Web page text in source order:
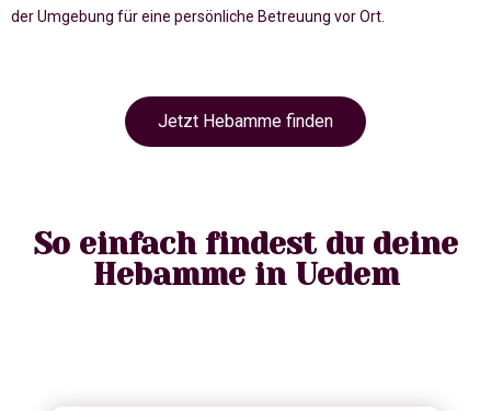
der Umgebung für eine persönliche Betreuung vor Ort.
Jetzt Hebamme finden
So einfach findest du deine
Hebamme in Uedem